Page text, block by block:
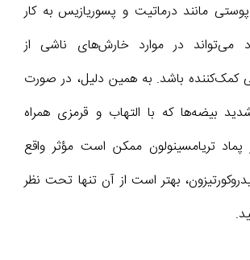
مانند درماتیت و پسوریازیس به کار
می‌تواند در موارد خارش‌های ناشی از
کمک‌کننده باشد. به همین دلیل، در صورت
بیضه‌ها که با التهاب و قرمزی همراه
پماد تریامسینولون ممکن است مؤثر واقع
بهتر است از آن تنها تحت نظر